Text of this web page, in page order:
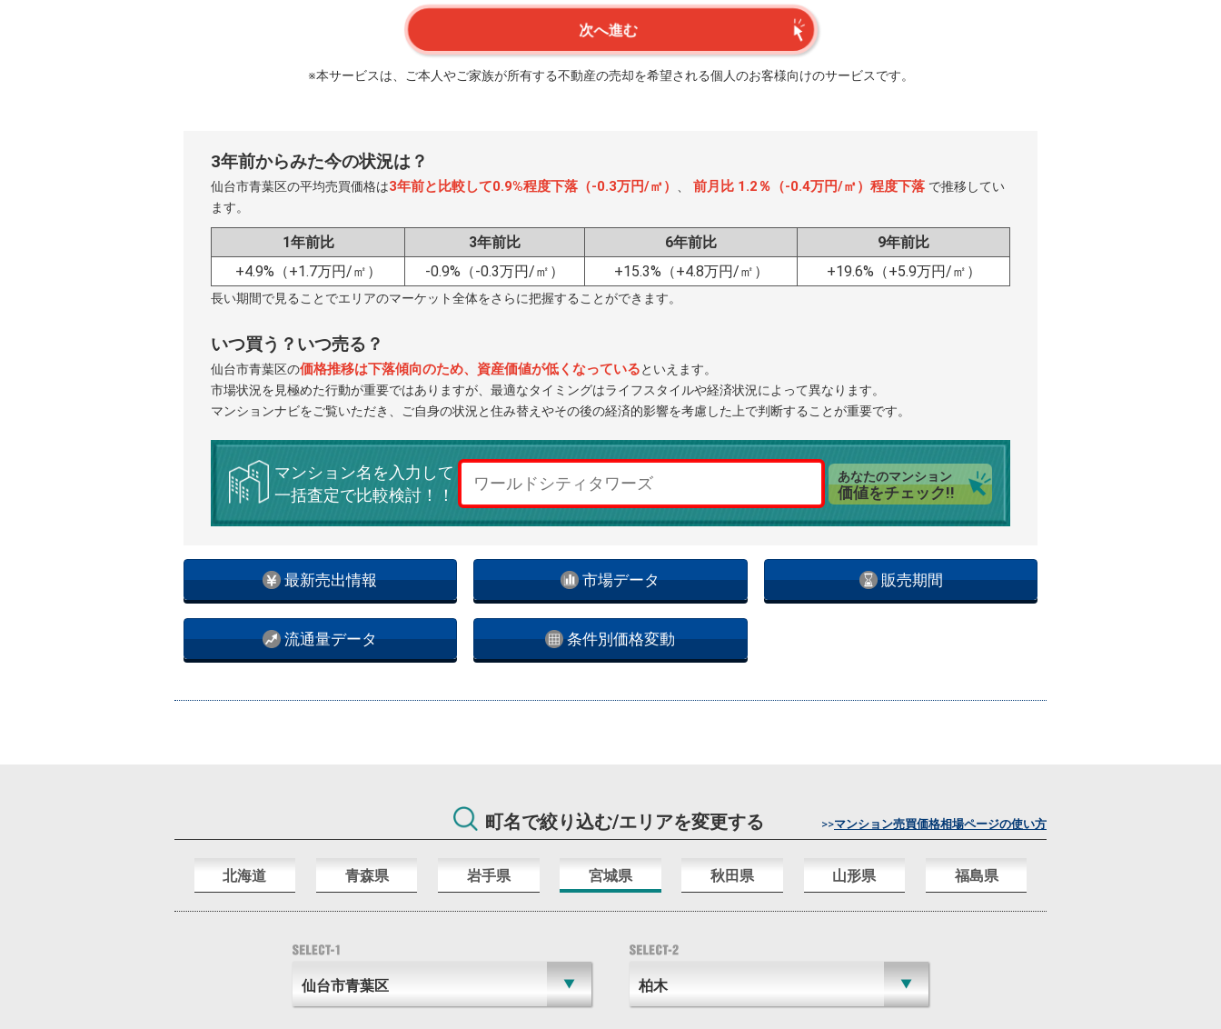
次へ進む
※本サービスは、ご本人やご家族が所有する不動産の売却を希望される個人のお客様向けのサービスです。
最新売出情報 市場データ 販売期間
流通量データ 条件別価格変動
3年前からみた今の状況は？
仙台市青葉区の平均売買価格は3年前と比較して0.9%程度下落（-0.3万円/㎡） 、 前月比 1.2％（-0.4万円/㎡）程度下落 で推移してい
ます。
1年前比 3年前比 6年前比
9年前比
+4.9% （+1.7万円/㎡） -0.9% （-0.3万円/㎡） +15.3% （+4.8万円/㎡） +19.6% （+5.9万円/㎡）
長い期間で見ることでエリアのマーケット全体をさらに把握することができます。
いつ買う？いつ売る？
仙台市青葉区の価格推移は下落傾向のため、資産価値が低くなっているといえます。
市場状況を見極めた行動が重要ではありますが、最適なタイミングはライフスタイルや経済状況によって異なります。
マンションナビをご覧いただき、ご自身の状況と住み替えやその後の経済的影響を考慮した上で判断することが重要です。
マンション名を入力して
一括査定で比較検討！！
あなたのマンション
価値をチェック!!
町名で絞り込む/エリアを変更する >>マンション売買価格相場ページの使い方
北海道 青森県 岩手県 宮城県 秋田県 山形県 福島県